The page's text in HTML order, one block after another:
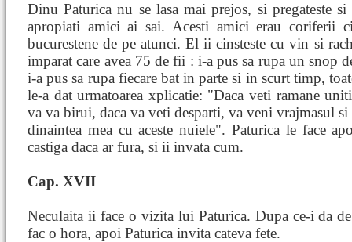
Dinu Paturica nu se lasa mai prejos, si pregateste
apropiati amici ai sai. Acesti amici erau coriferii
bucurestene de pe atunci. El ii cinsteste cu vin si
imparat care avea 75 de fii : i-a pus sa rupa un snop
i-a pus sa rupa fiecare bat in parte si in scurt timp,
le-a dat urmatoarea xplicatie: "Daca veti ramane
va va birui, daca va veti desparti, va veni vrajmasul
dinaintea mea cu aceste nuiele". Paturica le face
castiga daca ar fura, si ii invata cum.
Cap. XVII
Neculaita ii face o vizita lui Paturica. Dupa ce-i da
fac o hora, apoi Paturica invita cateva fete.